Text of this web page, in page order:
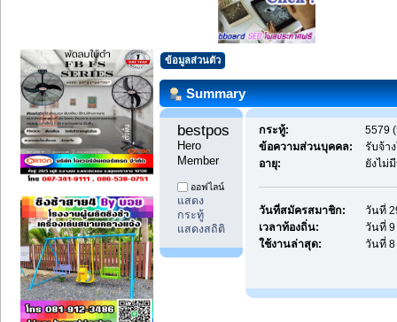
ข้อมูลส่วนตัว
Summary
bestpostdd11
Hero
Member
ออฟไลน์
แสดง
กระทู้
แสดงสถิติ
กระทู้:
5579
ข้อความส่วนบุคคล:
รับจ้า
อายุ:
ยังไม่
วันที่สมัครสมาชิก:
วันที่
เวลาท้องถิ่น:
วันที่ 9
ใช้งานล่าสุด:
วันที่ 8